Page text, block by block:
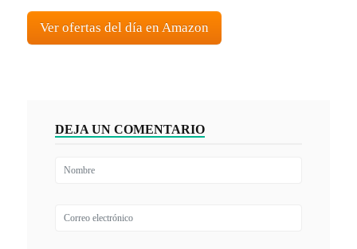
Ver ofertas del día en Amazon
DEJA UN COMENTARIO